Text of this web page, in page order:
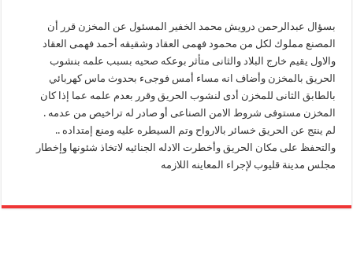
بسؤال عبدالرحمن درويش محمد الخفير المسئول عن المخزن قرر أن
المصنع مملوك لكل من محمود فهمى العقاد وشقيقه أحمد فهمى العقاد
والاول يقيم خارج البلاد والثانى متأثر بوعكه صحيه بسبب علمه بنشوب
الحريق بالمخزن وأضاف انه مساء أمس فوجىء بحدوث ماس كهربائي
بالطابق الثانى للمخزن أدى لنشوب الحريق وقرر بعدم علمه عما إذا كان
المخزن مستوفى شروط الامن الصناعى أو صادر له تراخيص من عدمه .
لم ينتج عن الحريق خسائر بالارواح وتم السيطره عليه ومنع إمتداده ..
والتحفظ على مكان الحريق وأخطرت الادله الجنائيه لاتخاذ شئونها وإخطار
مجلس مدينة قليوب لإجراء المعاينه اللازمه